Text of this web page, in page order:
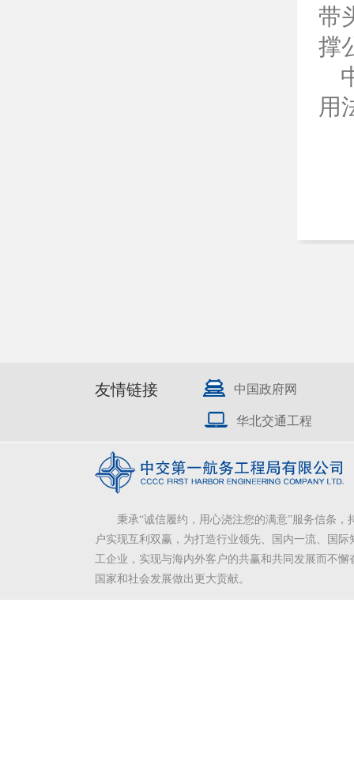
带
撑
用
友情链接 中国政府网
华北交通工程
秉承“诚信履约，用心浇注您的满意”服务信条，
户实现互利双赢，为打造行业领先、国内一流、国际
工企业，实现与海内外客户的共赢和共同发展而不懈
国家和社会发展做出更大贡献。